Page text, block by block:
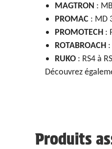
MAGTRON :
PROMAC : MD
PROMOTECH :
ROTABROACH
RUKO : RS4 à
Découvrez
Produits